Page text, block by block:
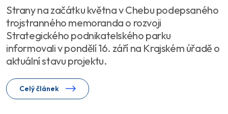
Strany na začátku května v Chebu podepsaného
trojstranného memoranda o rozvoji
Strategického podnikatelského parku
informovali v pondělí 16. září na Krajském úřadě o
aktuální stavu projektu.
Celý článek